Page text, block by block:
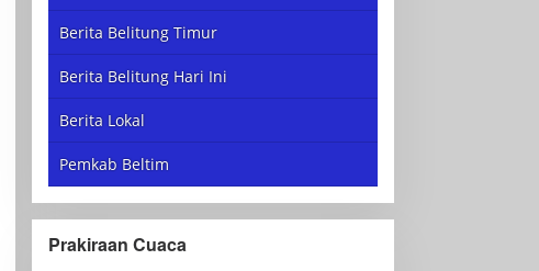
Berita Belitung Timur
Berita Belitung Hari Ini
Berita Lokal
Pemkab Beltim
Prakiraan Cuaca